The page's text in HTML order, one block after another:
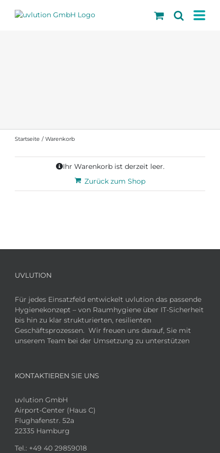
Startseite Warenkorb
Ihr Warenkorb ist derzeit leer.
Zurück zum Shop
UVLUTION
Für jedes Einsatzfeld entwickelt uvlution das passende
Hygienekonzept – von Raumhygiene über IT-Sicherheit
bis hin zu klar strukturierten, resilienten
Geschäftsprozessen. Wir freuen uns darauf, Sie mit
unserem Team bei der Umsetzung zu unterstützen
KONTAKTIEREN SIE UNS
uvlution GmbH
Airport-Center (Haus C)
Flughafenstr. 52a
22335 Hamburg
Tel.: +49 40 29859018